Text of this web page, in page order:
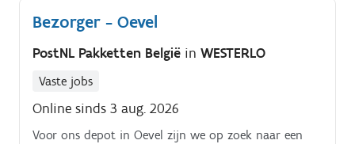
Bezorger - Oevel
PostNL Pakketten België in WESTERLO
Vaste jobs
Online sinds 3 aug. 2026
Voor ons depot in Oevel zijn we op zoek naar een